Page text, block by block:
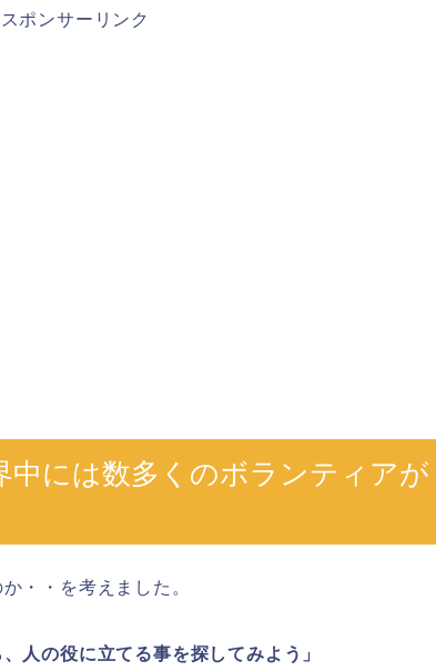
スポンサーリンク
中には数多くのボランティアが
・・を考えました。
人の役に立てる事を探してみよう」